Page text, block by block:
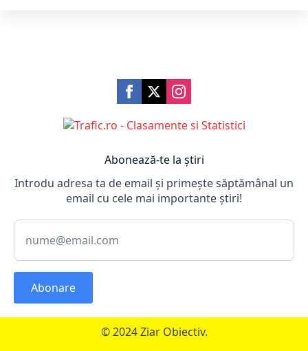
Abonează-te la știri
Introdu adresa ta de email și primește săptămânal un
email cu cele mai importante știri!
Abonare
© 2024 Ziar Obiectiv.